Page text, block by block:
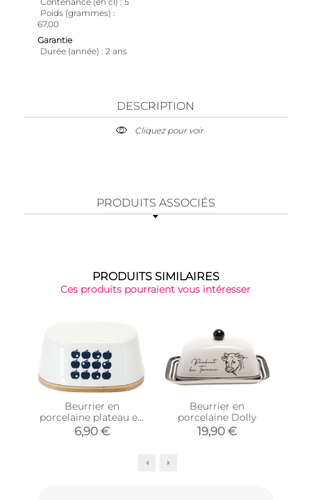
Poids (grammes)
67,00
Garantie
Durée (année)
2 ans
DESCRIPTION
Cliquez pour voir
PRODUITS ASSOCIÉS
PRODUITS SIMILAIRES
Ces produits pourraient vous intéresser
Beurrier en
porcelaine plateau en
bambou Rétro (Blanc
et bleu)
6,90 €
Beurrier en
porcelaine Dolly
19,90 €